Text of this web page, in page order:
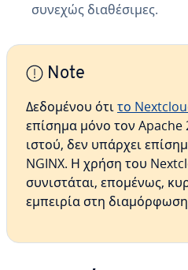
συνεχώς διαθέσιμες.
Note
Δεδομένου ότιτο
επίσημα μόνο τον Apache
ιστού, δεν υπάρχει
NGINX. Η χρήση του
συνιστάται, επομένως,
εμπειρία στη